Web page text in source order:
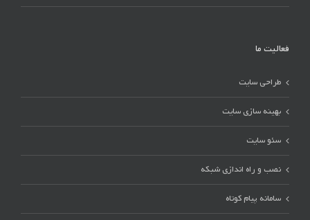
فعالیت ما
طراحی سایت
بهینه سازی سایت
سئو سایت
نصب و راه اندازی شبکه
سامانه پیام کوتاه